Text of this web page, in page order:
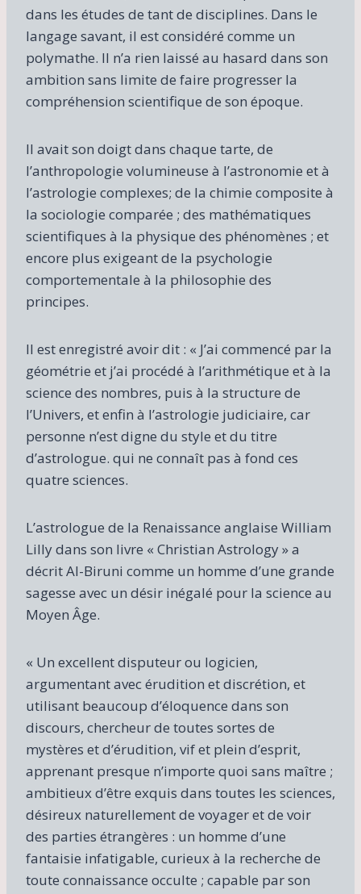
dans les études de tant de disciplines. Dans le
langage savant, il est considéré comme un
polymathe. Il n’a rien laissé au hasard dans son
ambition sans limite de faire progresser la
compréhension scientifique de son époque.
Il avait son doigt dans chaque tarte, de
l’anthropologie volumineuse à l’astronomie et à
l’astrologie complexes; de la chimie composite à
la sociologie comparée ; des mathématiques
scientifiques à la physique des phénomènes ; et
encore plus exigeant de la psychologie
comportementale à la philosophie des
principes.
Il est enregistré avoir dit : « J’ai commencé par la
géométrie et j’ai procédé à l’arithmétique et à la
science des nombres, puis à la structure de
l’Univers, et enfin à l’astrologie judiciaire, car
personne n’est digne du style et du titre
d’astrologue. qui ne connaît pas à fond ces
quatre sciences.
L’astrologue de la Renaissance anglaise William
Lilly dans son livre « Christian Astrology » a
décrit Al-Biruni comme un homme d’une grande
sagesse avec un désir inégalé pour la science au
Moyen Âge.
« Un excellent disputeur ou logicien,
argumentant avec érudition et discrétion, et
utilisant beaucoup d’éloquence dans son
discours, chercheur de toutes sortes de
mystères et d’érudition, vif et plein d’esprit,
apprenant presque n’importe quoi sans maître ;
ambitieux d’être exquis dans toutes les sciences,
désireux naturellement de voyager et de voir
des parties étrangères : un homme d’une
fantaisie infatigable, curieux à la recherche de
toute connaissance occulte ; capable par son